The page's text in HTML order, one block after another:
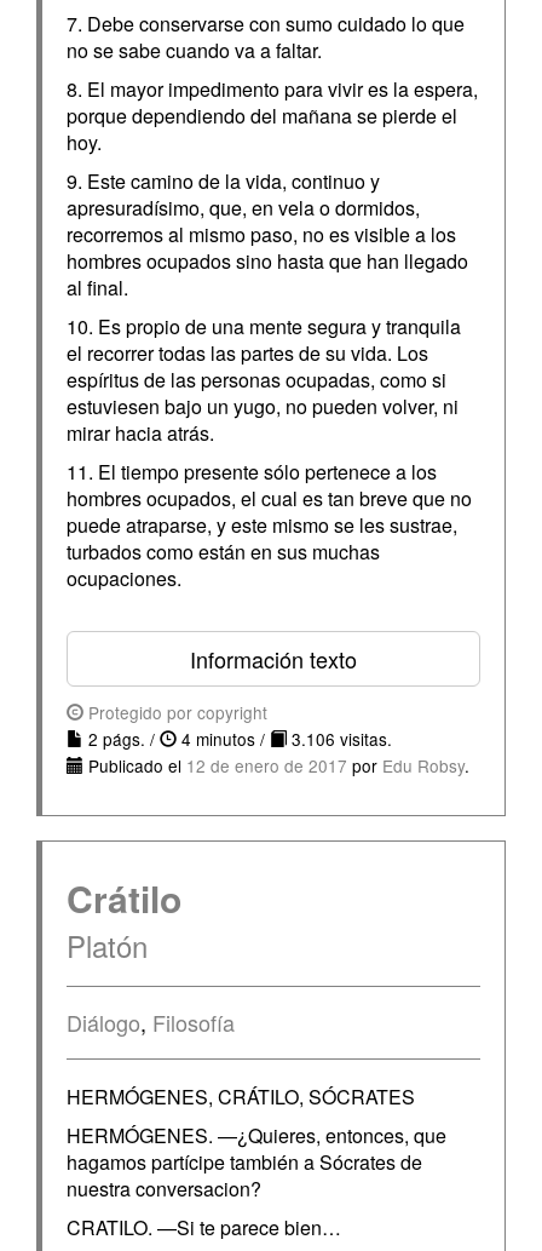
7. Debe conservarse con sumo cuidado lo que
no se sabe cuando va a faltar.
8. El mayor impedimento para vivir es la espera,
porque dependiendo del mañana se pierde el
hoy.
9. Este camino de la vida, continuo y
apresuradísimo, que, en vela o dormidos,
recorremos al mismo paso, no es visible a los
hombres ocupados sino hasta que han llegado
al final.
10. Es propio de una mente segura y tranquila
el recorrer todas las partes de su vida. Los
espíritus de las personas ocupadas, como si
estuviesen bajo un yugo, no pueden volver, ni
mirar hacia atrás.
11. El tiempo presente sólo pertenece a los
hombres ocupados, el cual es tan breve que no
puede atraparse, y este mismo se les sustrae,
turbados como están en sus muchas
ocupaciones.
Información texto
Protegido por copyright
2 págs. /
4 minutos /
3.106 visitas.
Publicado el 12 de enero de 2017 por Edu Robsy.
Crátilo
Platón
Diálogo, Filosofía
HERMÓGENES, CRÁTILO, SÓCRATES
HERMÓGENES. —¿Quieres, entonces, que
hagamos partícipe también a Sócrates de
nuestra conversacion?
CRATILO. —Si te parece bien…